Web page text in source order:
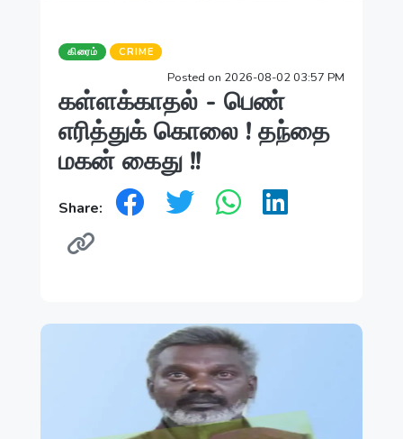
கிரைம் CRIME
Posted on 2026-08-02 03:57 PM
கள்ளக்காதல் - பெண்
எரித்துக் கொலை ! தந்தை
மகன் கைது !!
Share: